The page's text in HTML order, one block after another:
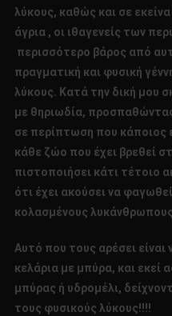
λύκους, καθώς και σε
άγρια , οι ιθαγενείς των
περισσότερο βάρος από
πραγματική και φυσική
λύκους. Κατά την δική μου
με θηριωδία,
σε περίπτωση που κάποιος
κάθε ζώο που έχει βρεθεί
πιστοποιήσει κάτι τέτοιο
ότι έχει ακούσει να
κολασμένους
Αυτό που τους αρέσει είναι
κελάρια με μπύρα, και εκεί
μπύρας ή υδρομέλι,
τους φυσικούς λύκους!!!!